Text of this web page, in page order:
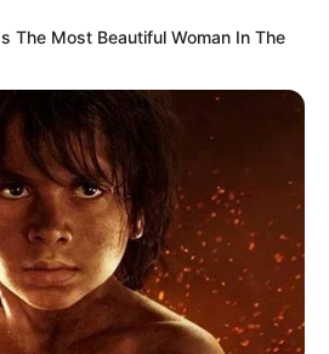
The Most Beautiful Woman In The